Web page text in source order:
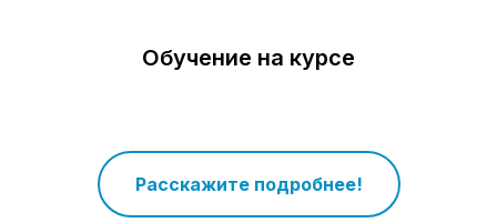
Обучение на курсе
Расскажите подробнее!